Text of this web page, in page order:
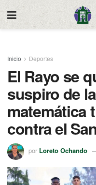
Inicio Deportes
El Rayo se
suspiro de
matemática
contra el
por Loreto Ochando